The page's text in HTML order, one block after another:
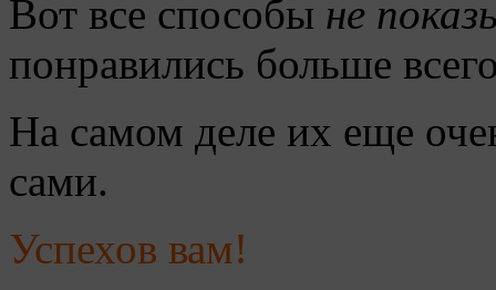
Вот все способы не
понравились больше
На самом деле их еще
сами.
Успехов вам!